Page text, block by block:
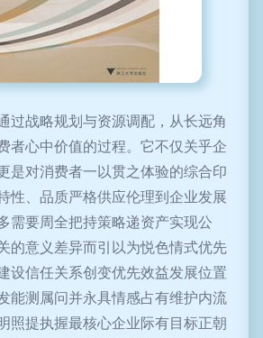
过战略规划与资源调配，从长远角
者心中价值的过程。它不仅关乎企
是对消费者一以贯之体验的综合印
性、品质严格供应伦理到企业发展
需要周全把持策略递资产实现公
的意义差异而引以为悦色情式优先
设信任关系创变优先效益发展位置
能测属问并永具情感占有维护内流
照提执握最核心企业际有目标正朝